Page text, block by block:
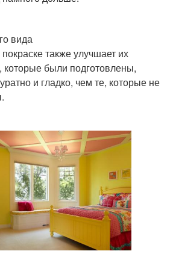
вида
также улучшает их
были подготовлены,
и гладко, чем те, которые не